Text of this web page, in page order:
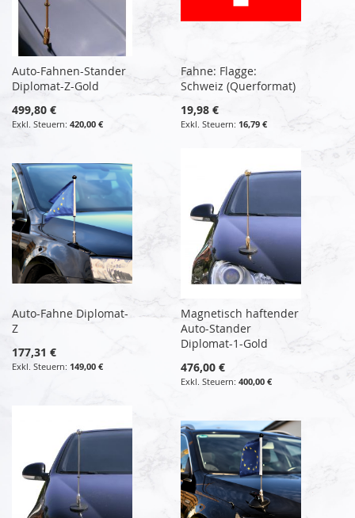
Auto-Fahnen-Stander
Diplomat-Z-Gold
499,80 €
420,00 €
Fahne: Flagge:
Schweiz (Querformat)
19,98 €
16,79 €
Auto-Fahne Diplomat-
Z
177,31 €
149,00 €
Magnetisch haftender
Auto-Stander
Diplomat-1-Gold
476,00 €
400,00 €